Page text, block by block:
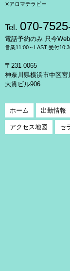
✕アロマテラピー
Tel. 070-
電話予約のみ 只今
営業11:00～LAST 受付
〒231-0065
神奈川県横浜市中区宮
大貫ビル906
ホーム 出勤情報
アクセス地図 セ